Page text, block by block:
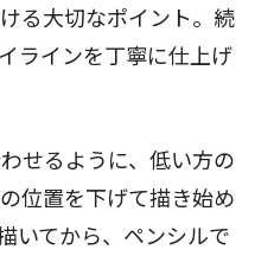
る大切なポイント。続
ラインを丁寧に仕上げ
せるように、低い方の
位置を下げて描き始め
いてから、ペンシルで